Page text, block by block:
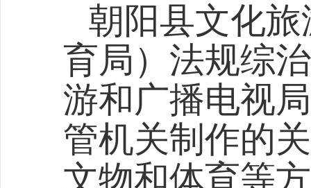
朝阳县文化
育局）法规综
游和广播电视
管机关制作的
文物和体育等